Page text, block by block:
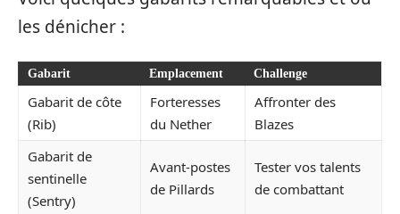
les dénicher :
Gabarit Emplacement Challenge
Gabarit de côte
(Rib)
Forteresses
du Nether
Affronter des
Blazes
Gabarit de
sentinelle
(Sentry)
Avant-postes
de Pillards
Tester vos talents
de combattant